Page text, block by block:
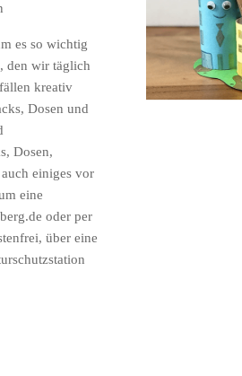
es so wichtig
den wir täglich
kreativ
Dosen und
Dosen,
einiges vor
eine
oder per
über eine